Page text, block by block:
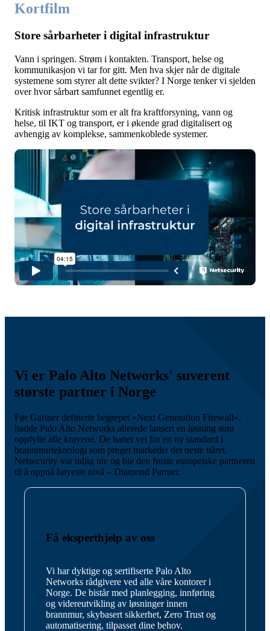
Kortfilm
Store sårbarheter i digital infrastruktur
Vann i springen. Strøm i kontakten. Transport, helse og
kommunikasjon vi tar for gitt. Men hva skjer når de digitale
systemene som styrer alt dette svikter? I Norge tenker vi sjelden
over hvor sårbart samfunnet egentlig er.
Kritisk infrastruktur som er alt fra kraftforsyning, vann og
helse, til IKT og transport, er i økende grad digitalisert og
avhengig av komplekse, sammenkoblede systemer.
Vi er Palo Alto Networks' suverent
største partner i Norge
Før Gartner definerte begrepet «Next Generation Firewall»,
hadde Palo Alto Networks allerede lansert en løsning som
oppfylte alle kravene. De banet vei for en ny standard i
brannmurteknologi som preget markedet det neste tiåret.
Netsecurity var tidlig ute og ble den første europeiske partneren
til å oppnå høyeste nivå – Diamond Partner.
Få eksperthjelp av oss
Vi har dyktige og sertifiserte Palo Alto
Networks rådgivere ved alle våre kontorer i
Norge. De bistår med planlegging, innføring
og videreutvikling av løsninger innen
brannmur, skybasert sikkerhet, Zero Trust og
automatisering, tilpasset dine behov.